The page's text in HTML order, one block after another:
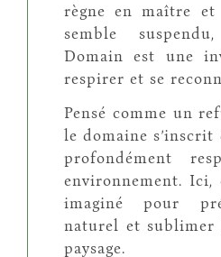
règne en maître
semble
Domain est une
respirer et se
Pensé comme un
le domaine s’inscrit
profondément
environnement. Ici,
imaginé pour
naturel et
paysage.